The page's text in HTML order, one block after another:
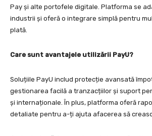
Pay și alte portofele digitale. Platforma se
industrii și oferă o integrare simplă pentru
plată.
Care sunt avantajele utilizării PayU?
Soluțiile PayU includ protecție avansată
gestionarea facilă a tranzacțiilor și suport
și internaționale. În plus, platforma oferă
detaliate pentru a-ți ajuta afacerea să